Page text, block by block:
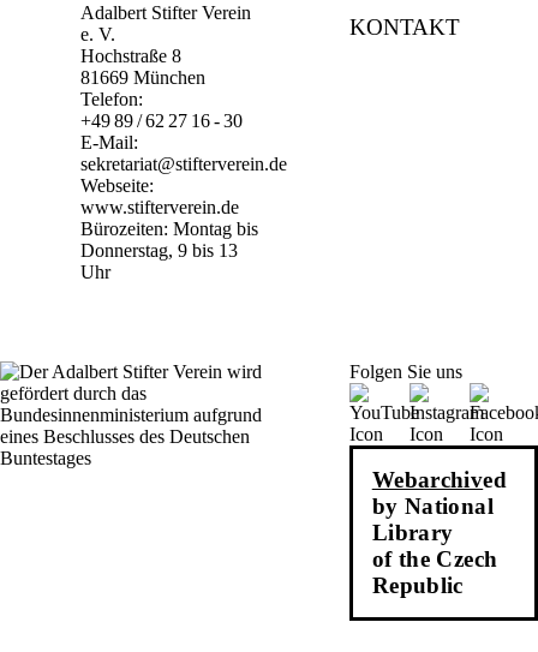
Adalbert Stifter Verein
e. V.
Hochstraße 8
81669 München
Telefon:
+49 89 / 62 27 16 - 30
E-Mail:
sekretariat@stifterverein.de
Webseite:
www.stifterverein.de
Bürozeiten: Montag bis
Donnerstag, 9 bis 13
Uhr
KONTAKT
Folgen Sie uns
Webarchived
by National
Library
of the Czech
Republic